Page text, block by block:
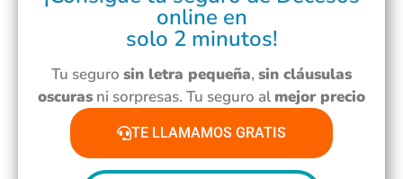
online en
solo 2 minutos!
Tu seguro sin letra pequeña, sin cláusulas
oscuras ni sorpresas. Tu seguro al mejor precio
TE LLAMAMOS GRATIS